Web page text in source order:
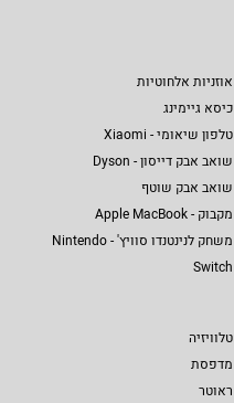
אוזניות אלחוטיות
כיסא גיימינג
טלפון שיאומי - Xiaomi
שואב אבק דייסון - Dyson
שואב אבק שוטף
מקבוק - Apple MacBook
משחק לנינטנדו סוויץ' - Nintendo
Switch
טלוויזיה
מדפסת
ראוטר